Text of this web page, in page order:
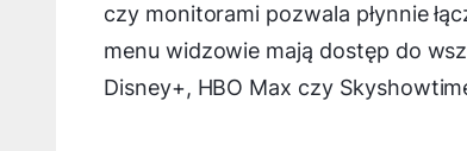
czy monitorami pozwala płynnie
menu widzowie mają dostęp do
Disney+, HBO Max czy